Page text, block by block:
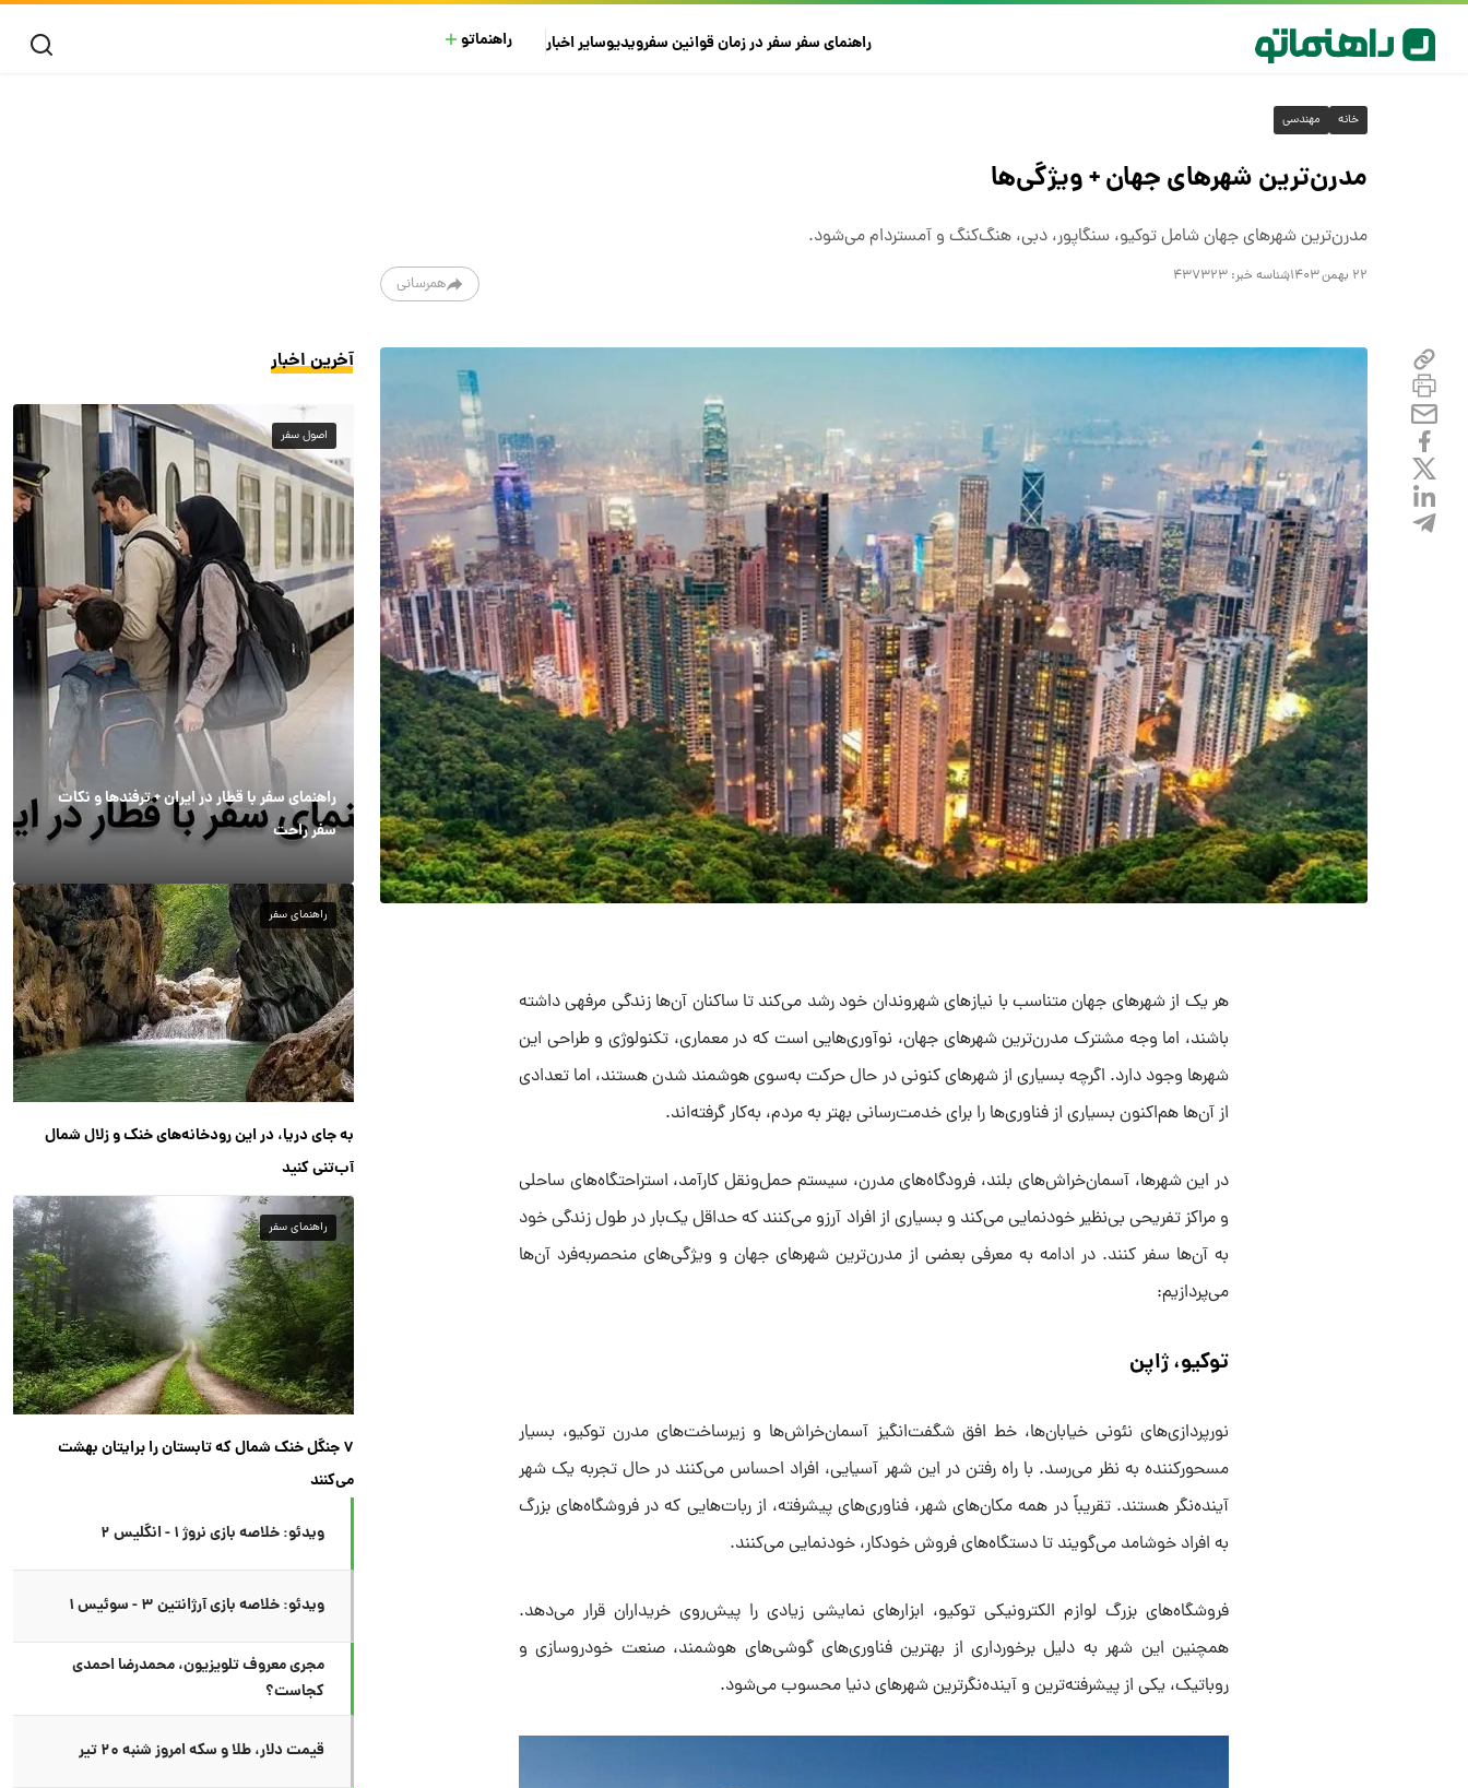
راهنمای سفرسفر در زمانقوانین سفرویدیوسایراخبار راهنماتو
خانه مهندسی
مدرن‌ترین شهرهای جهان + ویژگی‌ها
مدرن‌ترین شهرهای جهان شامل توکیو، سنگاپور، دبی، هنگ‌کنگ و آمستردام می‌شود.
۲۲ بهمن ۱۴۰۳ شناسه خبر: ۴۳۷۳۲۳ همرسانی
هر یک از شهرهای جهان متناسب با نیازهای شهروندان خود رشد می‌کند تا ساکنان آن‌ها زندگی مرفهی داشته
باشند، اما وجه مشترک مدرن‌ترین شهرهای جهان، نوآوری‌هایی است که در معماری، تکنولوژی و طراحی این
شهرها وجود دارد. اگرچه بسیاری از شهرهای کنونی در حال حرکت به‌سوی هوشمند شدن هستند، اما تعدادی
از آن‌ها هم‌اکنون بسیاری از فناوری‌ها را برای خدمت‌رسانی بهتر به مردم، به‌کار گرفته‌اند.
در این شهرها، آسمان‌خراش‌های بلند، فرودگاه‌های مدرن، سیستم حمل‌ونقل کارآمد، استراحتگاه‌های ساحلی
و مراکز تفریحی بی‌نظیر خودنمایی می‌کند و بسیاری از افراد آرزو می‌کنند که حداقل یک‌بار در طول زندگی خود
به آن‌ها سفر کنند. در ادامه به معرفی بعضی از مدرن‌ترین شهرهای جهان و ویژگی‌های منحصربه‌فرد آن‌ها
می‌پردازیم:
توکیو، ژاپن
نورپردازی‌های نئونی خیابان‌ها، خط افق شگفت‌انگیز آسمان‌خراش‌ها و زیرساخت‌های مدرن توکیو، بسیار
مسحورکننده به نظر می‌رسد. با راه رفتن در این شهر آسیایی، افراد احساس می‌کنند در حال تجربه یک شهر
آینده‌نگر هستند. تقریباً در همه مکان‌های شهر، فناوری‌های پیشرفته، از ربات‌هایی که در فروشگاه‌های بزرگ
به افراد خوشامد می‌گویند تا دستگاه‌های فروش خودکار، خودنمایی می‌کنند.
فروشگاه‌های بزرگ لوازم الکترونیکی توکیو، ابزارهای نمایشی زیادی را پیش‌روی خریداران قرار می‌دهد.
همچنین این شهر به دلیل برخورداری از بهترین فناوری‌های گوشی‌های هوشمند، صنعت خودروسازی و
روباتیک، یکی از پیشرفته‌ترین و آینده‌نگرترین شهرهای دنیا محسوب می‌شود.
آخرین اخبار
اصول سفر
راهنمای سفر با قطار در ایران + ترفندها و نکات
سفر راحت
راهنمای سفر
به جای دریا، در این رودخانه‌های خنک و زلال شمال
آب‌تنی کنید
راهنمای سفر
۷ جنگل خنک شمال که تابستان را برایتان بهشت
می‌کنند
ویدئو: خلاصه بازی نروژ ۱ - انگلیس ۲
ویدئو: خلاصه بازی آرژانتین ۳ - سوئیس ۱
مجری معروف تلویزیون، محمدرضا احمدی
کجاست؟
قیمت دلار، طلا و سکه امروز شنبه ۲۰ تیر